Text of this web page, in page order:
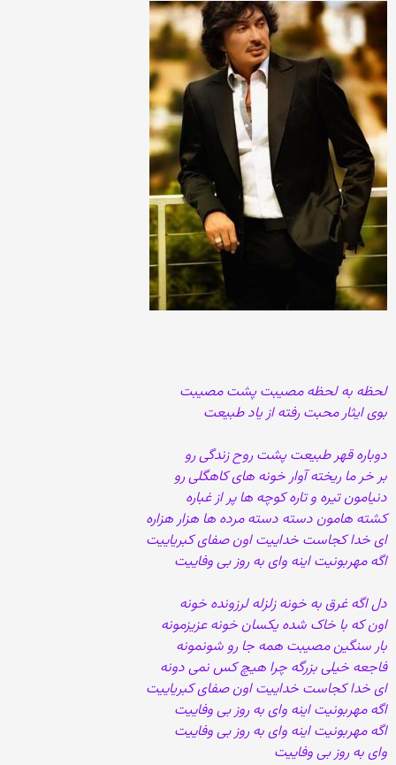
لحظه به لحظه مصیبت پشت مصیبت
بوی ایثار محبت رفته از یاد طبیعت
دوباره قهر طبیعت پشت روح زندگی رو
بر خر ما ریخته آوار خونه های کاهگلی رو
دنیامون تیره و تاره کوچه ها پر از غباره
کشته هامون دسته دسته مرده ها هزار هزاره
ای خدا کجاست خداییت اون صفای کبریاییت
اگه مهربونیت اینه وای به روز بی وفاییت
دل اگه غرق به خونه زلزله لرزونده خونه
اون که با خاک شده یکسان خونه عزیزمونه
بار سنگین مصیبت همه جا رو شونمونه
فاجعه خیلی بزرگه چرا هیچ کس نمی دونه
ای خدا کجاست خداییت اون صفای کبریاییت
اگه مهربونیت اینه وای به روز بی وفاییت
اگه مهربونیت اینه وای به روز بی وفاییت
وای به روز بی وفاییت